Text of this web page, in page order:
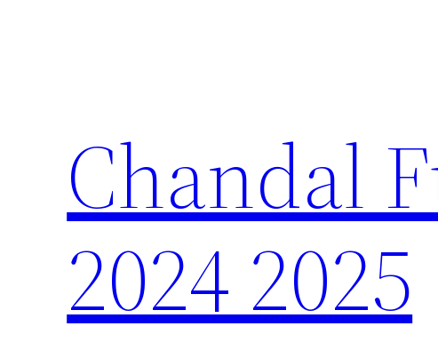
Chandal
2024 2025